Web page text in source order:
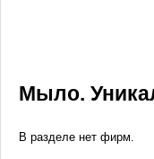
Мыло.
В разделе нет фирм.